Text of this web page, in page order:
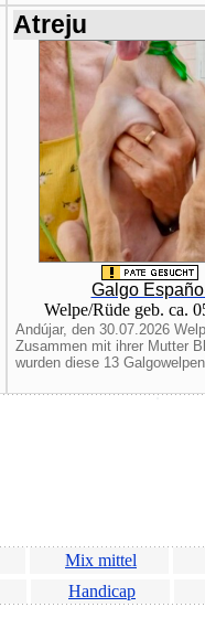
Atreju
Galgo
Welpe/Rüde geb. ca.
Andújar, den 30.07.2026
Zusammen mit ihrer Mutter
wurden diese 13
Mix mittel
Handicap